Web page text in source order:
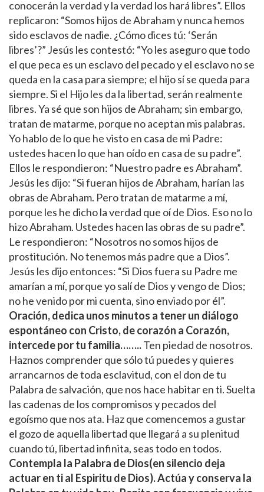
conocerán la verdad y la verdad los hará libres”. Ellos
replicaron: “Somos hijos de Abraham y nunca hemos
sido esclavos de nadie. ¿Cómo dices tú: ‘Serán
libres’?” Jesús les contestó: “Yo les aseguro que todo
el que peca es un esclavo del pecado y el esclavo no se
queda en la casa para siempre; el hijo sí se queda para
siempre. Si el Hijo les da la libertad, serán realmente
libres. Ya sé que son hijos de Abraham; sin embargo,
tratan de matarme, porque no aceptan mis palabras.
Yo hablo de lo que he visto en casa de mi Padre:
ustedes hacen lo que han oído en casa de su padre”.
Ellos le respondieron: “Nuestro padre es Abraham”.
Jesús les dijo: “Si fueran hijos de Abraham, harían las
obras de Abraham. Pero tratan de matarme a mí,
porque les he dicho la verdad que oí de Dios. Eso no lo
hizo Abraham. Ustedes hacen las obras de su padre”.
Le respondieron: “Nosotros no somos hijos de
prostitución. No tenemos más padre que a Dios”.
Jesús les dijo entonces: “Si Dios fuera su Padre me
amarían a mí, porque yo salí de Dios y vengo de Dios;
no he venido por mi cuenta, sino enviado por él”.
Oración, dedica unos minutos a tener un diálogo
espontáneo con Cristo, de corazón a Corazón,
intercede por tu familia……..Ten piedad de nosotros.
Haznos comprender que sólo tú puedes y quieres
arrancarnos de toda esclavitud, con el don de tu
Palabra de salvación, que nos hace habitar en ti. Suelta
las cadenas de los compromisos y pecados del
egoísmo que nos ata. Haz que comencemos a gustar
el gozo de aquella libertad que llegará a su plenitud
cuando tú, libertad infinita, seas todo en todos.
Contempla la Palabra de Dios(en silencio deja
actuar en ti al Espiritu de Dios). Actúa y conserva la